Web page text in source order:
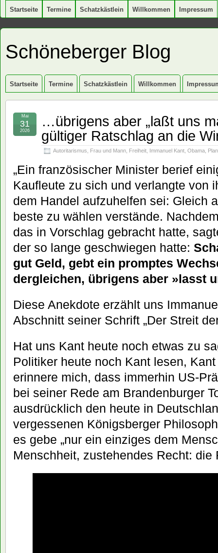
Startseite Termine Schatzkästlein Willkommen Impressum
Schöneberger Blog
Startseite Termine Schatzkästlein Willkommen
…übrigens aber „laßt uns
gültiger Ratschlag an die
Autoritarismus Frau und Mann Freiheit Immanuel Kant Obama
Mai
31
2026
„Ein französischer Minister berief
Kaufleute zu sich und verlangte von
dem Handel aufzuhelfen sei: Gleich
beste zu wählen verstände.
das in Vorschlag gebracht hatte,
der so lange geschwiegen hatte:
gut Geld, gebt ein promptes
dergleichen, übrigens aber »lasst
Diese Anekdote erzählt uns
Abschnitt seiner Schrift „Der Streit
Hat uns Kant heute noch etwas zu
Politiker heute noch Kant lesen,
erinnere mich, dass immerhin US-
bei seiner Rede am Brandenburger
ausdrücklich den heute in
vergessenen Königsberger
es gebe „nur ein einziges dem
Menschheit, zustehendes Recht: die